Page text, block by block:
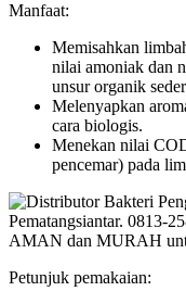
Manfaat:
Memisahkan
nilai amoniak dan
unsur organik
Melenyapkan
cara biologis.
Menekan nilai
pencemar) pada
Petunjuk pemakaian: